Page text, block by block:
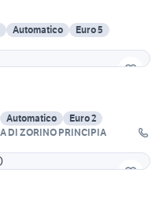
Automatico
Euro 5
Automatico
Euro 2
DI ZORINO PRINCIPIA